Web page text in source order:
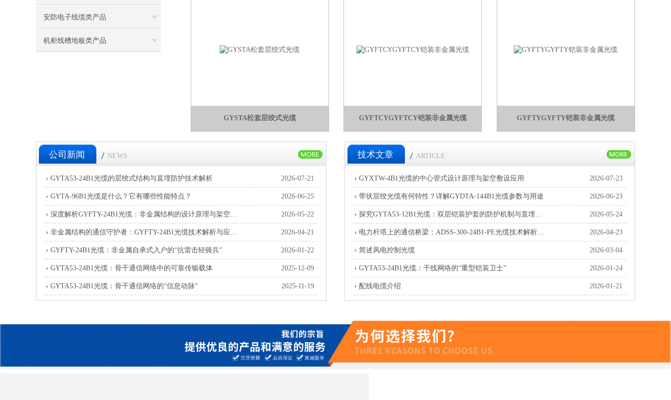
安防电子线缆类产品
机柜线槽地板类产品
GYSTA松套层绞式光缆 GYFTCYGYFTCY铠装非金属光缆 GYFTYGYFTY铠装非金属光缆
公司新闻 NEWS
GYTA53-24B1光缆的层绞式结构与直埋防护技术解析 2026-07-21
GYTA-96B1光缆是什么？它有哪些性能特点？ 2026-06-25
深度解析GYFTY-24B1光缆：非金属结构的设计原理与架空敷设应用探究 2026-05-22
非金属结构的通信守护者：GYFTY-24B1光缆技术解析与应用实践 2026-04-21
GYFTY-24B1光缆：非金属自承式入户的“抗雷击轻骑兵” 2026-01-22
GYTA53-24B1光缆：骨干通信网络中的可靠传输载体 2025-12-09
GYTA53-24B1光缆：骨干通信网络的“信息动脉” 2025-11-19
技术文章 ARTICLE
GYXTW-4B1光缆的中心管式设计原理与架空敷设应用 2026-07-23
带状层绞光缆有何特性？详解GYDTA-144B1光缆参数与用途 2026-06-23
探究GYTA53-12B1光缆：双层铠装护套的防护机制与直埋应用实践 2026-05-24
电力杆塔上的通信桥梁：ADSS-300-24B1-PE光缆技术解析与应用实践 2026-04-23
简述风电控制光缆 2026-03-04
GYTA53-24B1光缆：干线网络的“重型铠装卫士” 2026-01-24
配线电缆介绍 2026-01-21